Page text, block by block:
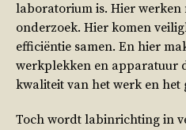
laboratorium is. Hier werken
onderzoek. Hier komen
efficiëntie samen. En hier
werkplekken en apparatuur
kwaliteit van het werk en het
Toch wordt labinrichting in